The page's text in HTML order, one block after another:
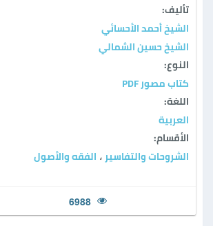
تأليف:
الشيخ أحمد الأحسائي
الشيخ حسين الشمالي
النوع:
كتاب مصور PDF
اللغة:
العربية
الأقسام:
الشروحات والتفاسير ، الفقه والأصول
6988